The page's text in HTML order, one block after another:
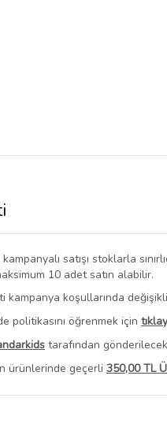
satışı stoklarla
10 adet satın alabilir.
kampanya koşullarında
politikasını öğrenmek için
tarafından
ürünlerinde geçerli 350,00 TL
Tüm Ürünlerini Görüntüle